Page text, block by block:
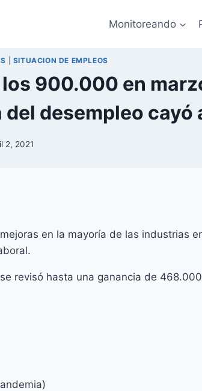
Monitoreando
SITUACION DE EMPLEOS
900.000 en
desempleo cayó
2, 2021
en la mayoría de las industrias
revisó hasta una ganancia de